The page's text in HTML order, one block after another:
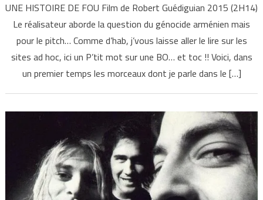
UNE HISTOIRE DE FOU Film de Robert Guédiguian 2015 (2H14)
Le réalisateur aborde la question du génocide arménien mais
pour le pitch… Comme d’hab, j’vous laisse aller le lire sur les
sites ad hoc, ici un P’tit mot sur une BO… et toc !! Voici, dans
un premier temps les morceaux dont je parle dans le […]